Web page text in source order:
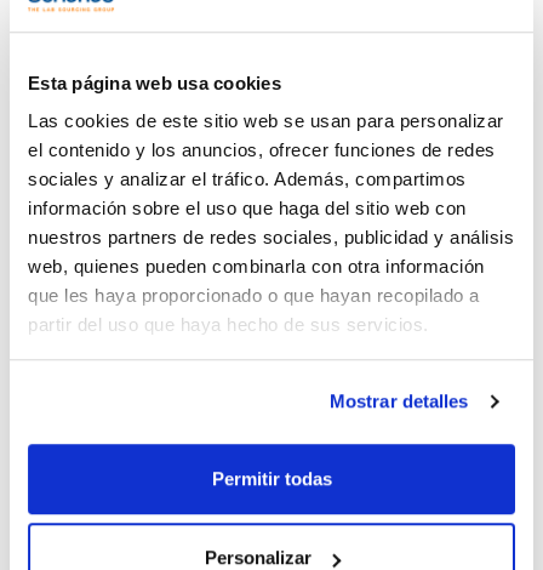
Esta página web usa cookies
Las cookies de este sitio web se usan para personalizar
el contenido y los anuncios, ofrecer funciones de redes
sociales y analizar el tráfico. Además, compartimos
información sobre el uso que haga del sitio web con
nuestros partners de redes sociales, publicidad y análisis
web, quienes pueden combinarla con otra información
que les haya proporcionado o que hayan recopilado a
partir del uso que haya hecho de sus servicios.
Mostrar detalles
Permitir todas
Personalizar
Capacidad
Referencia
PA01020250
Envase
x 250 ml :: Plastic
bottle
Precio
Comprar
Disponibilidad
Ver stock
Capacidad